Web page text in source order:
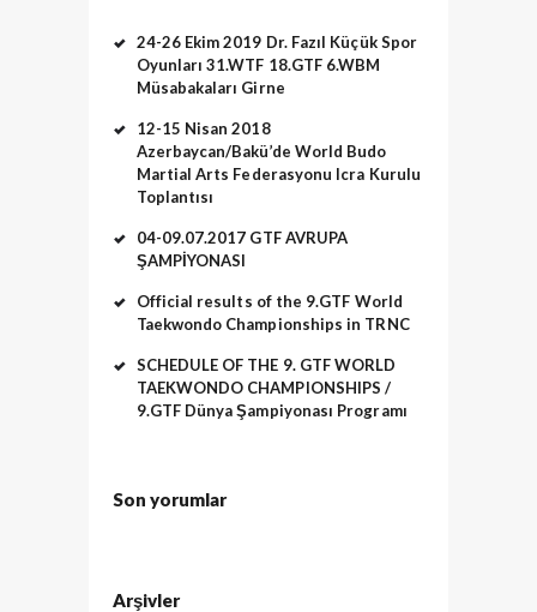
24-26 Ekim 2019 Dr. Fazıl Küçük Spor
Oyunları 31.WTF 18.GTF 6.WBM
Müsabakaları Girne
12-15 Nisan 2018
Azerbaycan/Bakü’de World Budo
Martial Arts Federasyonu Icra Kurulu
Toplantısı
04-09.07.2017 GTF AVRUPA
ŞAMPİYONASI
Official results of the 9.GTF World
Taekwondo Championships in TRNC
SCHEDULE OF THE 9. GTF WORLD
TAEKWONDO CHAMPIONSHIPS /
9.GTF Dünya Şampiyonası Programı
Son yorumlar
Arşivler